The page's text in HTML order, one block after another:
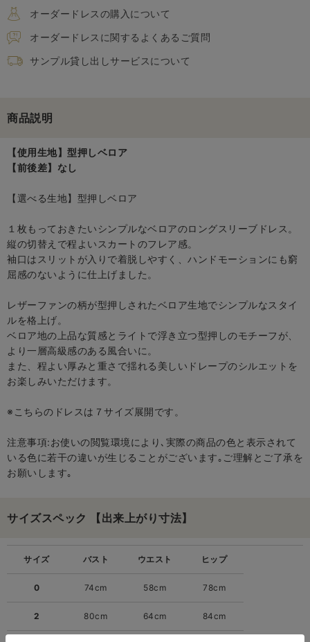
オーダードレスの購入について
オーダードレスに関するよくあるご質問
サンプル貸し出しサービスについて
商品説明
【使用生地】型押しベロア
【前後差】なし
【選べる生地】型押しベロア
１枚もっておきたいシンプルなベロアのロングスリーブドレス。
縦の切替えで程よいスカートのフレア感。
袖口はスリットが入りで着脱しやすく、ハンドモーションにも窮
屈感のないように仕上げました。
レザーファンの柄が型押しされたベロア生地でシンプルなスタイ
ルを格上げ。
ベロア地の上品な質感とライトで浮き立つ型押しのモチーフが、
より一層高級感のある風合いに。
また、程よい厚みと重さで揺れる美しいドレープのシルエットを
お楽しみいただけます。
※こちらのドレスは７サイズ展開です。
注意事項:お使いの閲覧環境により､実際の商品の色と表示されて
いる色に若干の違いが生じることがございます｡ご理解とご了承を
お願いします｡
サイズスペック 【出来上がり寸法】
サイズ
0
2
バスト
74cm
80cm
ウエスト
58cm
64cm
ヒップ
78cm
84cm